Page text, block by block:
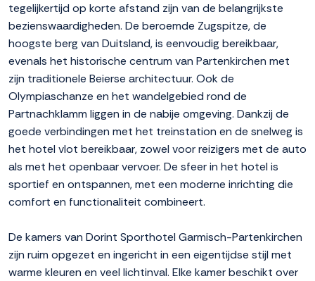
tegelijkertijd op korte afstand zijn van de belangrijkste
bezienswaardigheden. De beroemde Zugspitze, de
hoogste berg van Duitsland, is eenvoudig bereikbaar,
evenals het historische centrum van Partenkirchen met
zijn traditionele Beierse architectuur. Ook de
Olympiaschanze en het wandelgebied rond de
Partnachklamm liggen in de nabije omgeving. Dankzij de
goede verbindingen met het treinstation en de snelweg is
het hotel vlot bereikbaar, zowel voor reizigers met de auto
als met het openbaar vervoer. De sfeer in het hotel is
sportief en ontspannen, met een moderne inrichting die
comfort en functionaliteit combineert.
De kamers van Dorint Sporthotel Garmisch-Partenkirchen
zijn ruim opgezet en ingericht in een eigentijdse stijl met
warme kleuren en veel lichtinval. Elke kamer beschikt over